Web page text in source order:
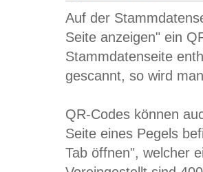
Auf der
Seite anzeigen" ein
Stammdatenseite
gescannt, so wird
QR-Codes können
Seite eines Pegels
Tab öffnen", welcher